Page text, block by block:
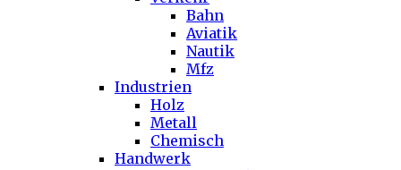
Bahn
Aviatik
Nautik
Mfz
Industrien
Holz
Metall
Chemisch
Handwerk